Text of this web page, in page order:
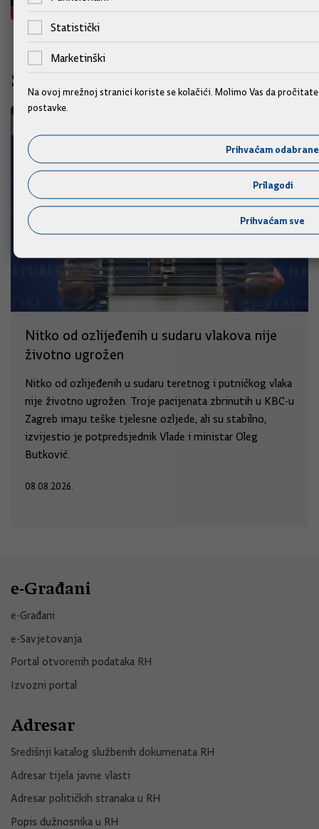
Slične vijesti
Nitko od ozlijeđenih u sudaru vlakova nije
životno ugrožen
Nitko od ozlijeđenih u sudaru teretnog i putničkog vlaka
nije životno ugrožen. Troje pacijenata zbrinutih u KBC-u
Zagreb imaju teške tjelesne ozljede, ali su stabilno,
izvijestio je potpredsjednik Vlade i ministar Oleg
Butković.
08.08.2026.
e-Građani
e-Građani
e-Savjetovanja
Portal otvorenih podataka RH
Izvozni portal
Adresar
Središnji katalog službenih dokumenata RH
Adresar tijela javne vlasti
Adresar političkih stranaka u RH
Popis dužnosnika u RH
Statistički
Marketinški
Na ovoj mrežnoj stranici koriste se kolačići. Molimo Vas da
postavke.
Prihvaćam odabrane
Prilagodi
Prihvaćam sve